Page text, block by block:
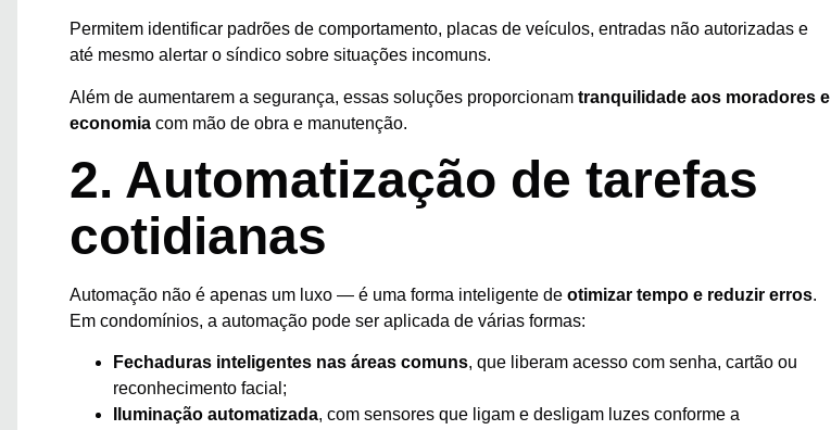
Permitem identificar padrões de comportamento, placas de veículos, entradas não autorizadas e
até mesmo alertar o síndico sobre situações incomuns.
Além de aumentarem a segurança, essas soluções proporcionam tranquilidade aos moradores e
economia com mão de obra e manutenção.
2. Automatização de tarefas
cotidianas
Automação não é apenas um luxo — é uma forma inteligente de otimizar tempo e reduzir erros.
Em condomínios, a automação pode ser aplicada de várias formas:
Fechaduras inteligentes nas áreas comuns, que liberam acesso com senha, cartão ou
reconhecimento facial;
Iluminação automatizada, com sensores que ligam e desligam luzes conforme a